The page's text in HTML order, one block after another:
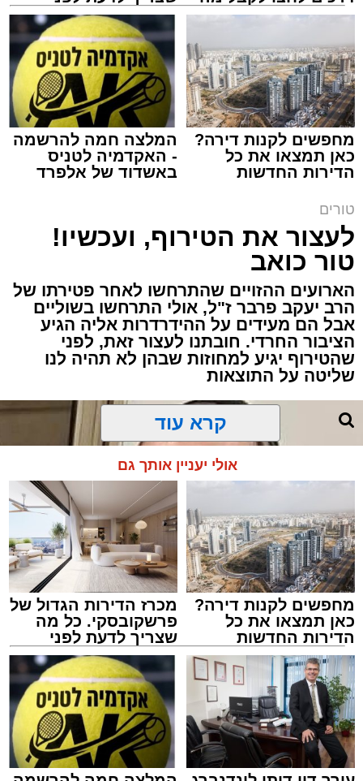
צילום: באדיבות המצלם
הרב שנהב עסיס / 17:34 29.07.26
תגים:שנהב עסיס יעוץ זוגי
באותו ערב ישבה המשפחה כולה סביב שולחן
ארוחת הערב. הילדים סיפרו בהתלהבות על מה
שקרה בבית הספר, ביקשו דברים והתווכחו ביניהם
מי ישב ליד אבא. הבית לא היה שקט, אך בין שני
האנשים שישבו משני צדי השולחן כמעט שלא
עברה מילה.
"תגידי לאבא שמחר צריך לקחת את הילד
לבדיקה", אמרה האם לבתה.
"אבא, אמא אמרה שמחר צריך לקחת אותי
לבדיקה", העבירה הילדה את ההודעה.
האב הנהן והמשיך לאכול.
לא היו צעקות ולא נאמרו מילים פוגעות. למתבונן
מן הצד היה נדמה שמדובר בערב משפחתי רגיל
לחלוטין.
שמגיע לכם
שמגישים הצעה לדירה
באשדוד
מחפשים לקנות דירה?
כאן תמצאו את כל
הדירות החדשות
המלצה חמה להרשמה
- האקדמיה לטניס
באשדוד של אלפרד
טורים
לעצור את הטירוף, ועכשיו!
טור כואב
הארועים ההזויים שהתרחשו לאחר פטירתו של
הרב יעקב פרבר ז"ל, אולי התרחשו בשוליים
אבל הם מעידים על ההידרדרות אליה הגיע
הציבור החרדי. חובתנו לעצור זאת, לפני
שהטירוף יגיע למחוזות שבהן לא תהיה לנו
שליטה על התוצאות
הרב יעקב פרבר ז"ל
עורך האתר / 17:30 29.07.26
קרא עוד
אולי יעניין אותך גם
מחפשים לקנות דירה?
כאן תמצאו את כל
הדירות החדשות
למכירה באשדוד >>>
מכרז הדירות הגדול של
פרשקובסקי. כל מה
שצריך לדעת לפני
שמגישים הצעה לדירה
באשדוד